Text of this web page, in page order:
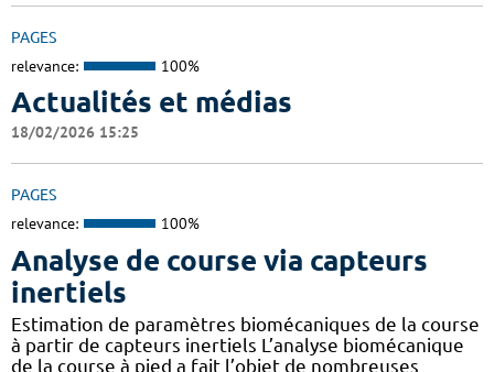
PAGES
relevance: 100%
Actualités et médias
18/02/2026 15:25
PAGES
relevance: 100%
Analyse de course via capteurs
inertiels
Estimation de paramètres biomécaniques de la course
à partir de capteurs inertiels L’analyse biomécanique
de la course à pied a fait l’objet de nombreuses